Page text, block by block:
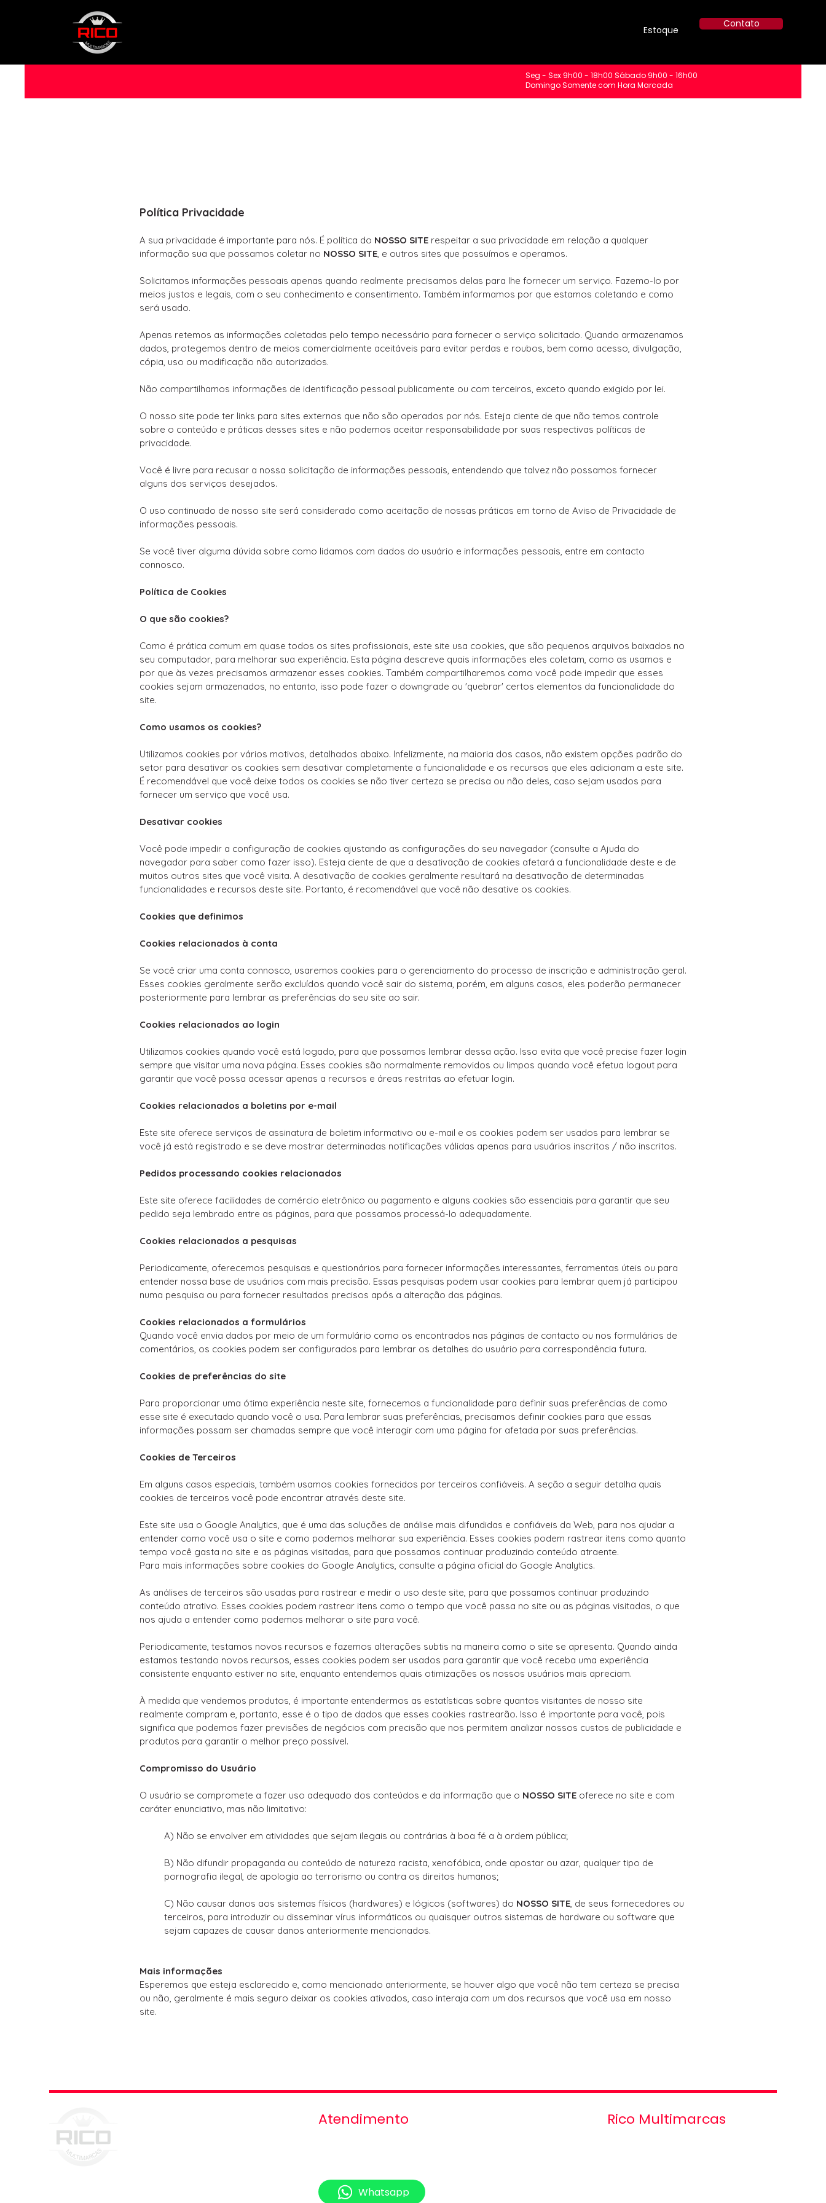
Estoque
Contato
Seg - Sex 9h00 - 18h00 Sábado 9h00 - 16h00
Domingo Somente com Hora Marcada
Política Privacidade
A sua privacidade é importante para nós. É política do NOSSO SITE respeitar a sua privacidade em relação a qualquer
informação sua que possamos coletar no NOSSO SITE, e outros sites que possuímos e operamos.
Solicitamos informações pessoais apenas quando realmente precisamos delas para lhe fornecer um serviço. Fazemo-lo por
meios justos e legais, com o seu conhecimento e consentimento. Também informamos por que estamos coletando e como
será usado.
Apenas retemos as informações coletadas pelo tempo necessário para fornecer o serviço solicitado. Quando armazenamos
dados, protegemos dentro de meios comercialmente aceitáveis ​​para evitar perdas e roubos, bem como acesso, divulgação,
cópia, uso ou modificação não autorizados.
Não compartilhamos informações de identificação pessoal publicamente ou com terceiros, exceto quando exigido por lei.
O nosso site pode ter links para sites externos que não são operados por nós. Esteja ciente de que não temos controle
sobre o conteúdo e práticas desses sites e não podemos aceitar responsabilidade por suas respectivas políticas de
privacidade.
Você é livre para recusar a nossa solicitação de informações pessoais, entendendo que talvez não possamos fornecer
alguns dos serviços desejados.
O uso continuado de nosso site será considerado como aceitação de nossas práticas em torno de Aviso de Privacidade de
informações pessoais.
Se você tiver alguma dúvida sobre como lidamos com dados do usuário e informações pessoais, entre em contacto
connosco.
Política de Cookies
O que são cookies?
Como é prática comum em quase todos os sites profissionais, este site usa cookies, que são pequenos arquivos baixados no
seu computador, para melhorar sua experiência. Esta página descreve quais informações eles coletam, como as usamos e
por que às vezes precisamos armazenar esses cookies. Também compartilharemos como você pode impedir que esses
cookies sejam armazenados, no entanto, isso pode fazer o downgrade ou 'quebrar' certos elementos da funcionalidade do
site.
Como usamos os cookies?
Utilizamos cookies por vários motivos, detalhados abaixo. Infelizmente, na maioria dos casos, não existem opções padrão do
setor para desativar os cookies sem desativar completamente a funcionalidade e os recursos que eles adicionam a este site.
É recomendável que você deixe todos os cookies se não tiver certeza se precisa ou não deles, caso sejam usados ​​para
fornecer um serviço que você usa.
Desativar cookies
Você pode impedir a configuração de cookies ajustando as configurações do seu navegador (consulte a Ajuda do
navegador para saber como fazer isso). Esteja ciente de que a desativação de cookies afetará a funcionalidade deste e de
muitos outros sites que você visita. A desativação de cookies geralmente resultará na desativação de determinadas
funcionalidades e recursos deste site. Portanto, é recomendável que você não desative os cookies.
Cookies que definimos
Cookies relacionados à conta
Se você criar uma conta connosco, usaremos cookies para o gerenciamento do processo de inscrição e administração geral.
Esses cookies geralmente serão excluídos quando você sair do sistema, porém, em alguns casos, eles poderão permanecer
posteriormente para lembrar as preferências do seu site ao sair.
Cookies relacionados ao login
Utilizamos cookies quando você está logado, para que possamos lembrar dessa ação. Isso evita que você precise fazer login
sempre que visitar uma nova página. Esses cookies são normalmente removidos ou limpos quando você efetua logout para
garantir que você possa acessar apenas a recursos e áreas restritas ao efetuar login.
Cookies relacionados a boletins por e-mail
Este site oferece serviços de assinatura de boletim informativo ou e-mail e os cookies podem ser usados ​​para lembrar se
você já está registrado e se deve mostrar determinadas notificações válidas apenas para usuários inscritos / não inscritos.
Pedidos processando cookies relacionados
Este site oferece facilidades de comércio eletrônico ou pagamento e alguns cookies são essenciais para garantir que seu
pedido seja lembrado entre as páginas, para que possamos processá-lo adequadamente.
Cookies relacionados a pesquisas
Periodicamente, oferecemos pesquisas e questionários para fornecer informações interessantes, ferramentas úteis ou para
entender nossa base de usuários com mais precisão. Essas pesquisas podem usar cookies para lembrar quem já participou
numa pesquisa ou para fornecer resultados precisos após a alteração das páginas.
Cookies relacionados a formulários
Quando você envia dados por meio de um formulário como os encontrados nas páginas de contacto ou nos formulários de
comentários, os cookies podem ser configurados para lembrar os detalhes do usuário para correspondência futura.
Cookies de preferências do site
Para proporcionar uma ótima experiência neste site, fornecemos a funcionalidade para definir suas preferências de como
esse site é executado quando você o usa. Para lembrar suas preferências, precisamos definir cookies para que essas
informações possam ser chamadas sempre que você interagir com uma página for afetada por suas preferências.
Cookies de Terceiros
Em alguns casos especiais, também usamos cookies fornecidos por terceiros confiáveis. A seção a seguir detalha quais
cookies de terceiros você pode encontrar através deste site.
Este site usa o Google Analytics, que é uma das soluções de análise mais difundidas e confiáveis ​​da Web, para nos ajudar a
entender como você usa o site e como podemos melhorar sua experiência. Esses cookies podem rastrear itens como quanto
tempo você gasta no site e as páginas visitadas, para que possamos continuar produzindo conteúdo atraente.
Para mais informações sobre cookies do Google Analytics, consulte a página oficial do Google Analytics.
As análises de terceiros são usadas para rastrear e medir o uso deste site, para que possamos continuar produzindo
conteúdo atrativo. Esses cookies podem rastrear itens como o tempo que você passa no site ou as páginas visitadas, o que
nos ajuda a entender como podemos melhorar o site para você.
Periodicamente, testamos novos recursos e fazemos alterações subtis na maneira como o site se apresenta. Quando ainda
estamos testando novos recursos, esses cookies podem ser usados ​​para garantir que você receba uma experiência
consistente enquanto estiver no site, enquanto entendemos quais otimizações os nossos usuários mais apreciam.
À medida que vendemos produtos, é importante entendermos as estatísticas sobre quantos visitantes de nosso site
realmente compram e, portanto, esse é o tipo de dados que esses cookies rastrearão. Isso é importante para você, pois
significa que podemos fazer previsões de negócios com precisão que nos permitem analizar nossos custos de publicidade e
produtos para garantir o melhor preço possível.
Compromisso do Usuário
O usuário se compromete a fazer uso adequado dos conteúdos e da informação que o NOSSO SITE oferece no site e com
caráter enunciativo, mas não limitativo:
A) Não se envolver em atividades que sejam ilegais ou contrárias à boa fé a à ordem pública;
B) Não difundir propaganda ou conteúdo de natureza racista, xenofóbica, onde apostar ou azar, qualquer tipo de
pornografia ilegal, de apologia ao terrorismo ou contra os direitos humanos;
C) Não causar danos aos sistemas físicos (hardwares) e lógicos (softwares) do NOSSO SITE, de seus fornecedores ou
terceiros, para introduzir ou disseminar vírus informáticos ou quaisquer outros sistemas de hardware ou software que
sejam capazes de causar danos anteriormente mencionados.
Mais informações
Esperemos que esteja esclarecido e, como mencionado anteriormente, se houver algo que você não tem certeza se precisa
ou não, geralmente é mais seguro deixar os cookies ativados, caso interaja com um dos recursos que você usa em nosso
site.
Atendimento
Whatsapp
Rico Multimarcas